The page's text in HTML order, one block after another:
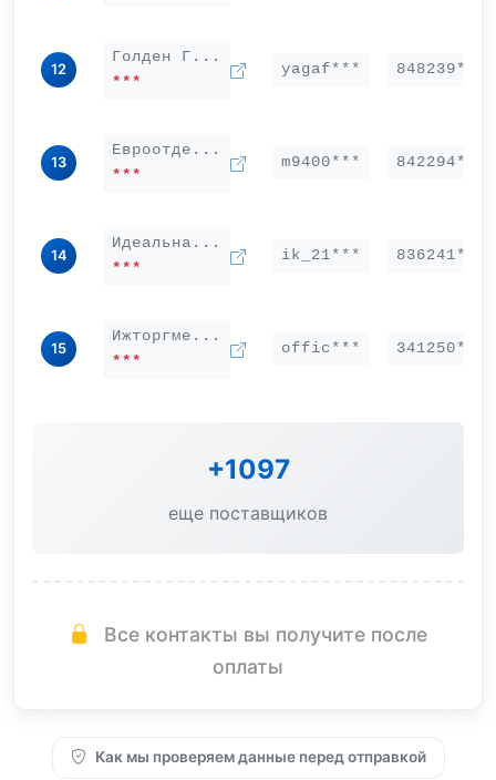
12
Голден Г...
***
yagaf*** 848239***
13
Евроотде...
***
m9400*** 842294***
14
Идеальна...
***
ik_21*** 836241***
15
Ижторгме...
***
offic*** 341250***
+1097
еще поставщиков
Все контакты вы получите после
оплаты
Как мы проверяем данные перед отправкой